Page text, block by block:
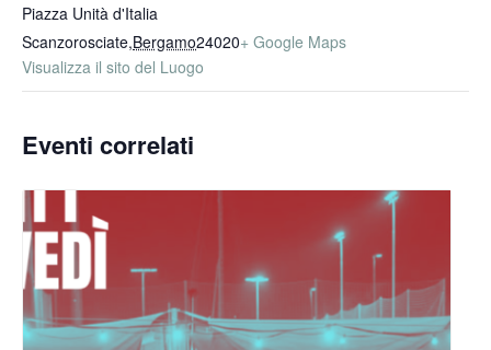
Piazza Unità d'Italia
Scanzorosciate,Bergamo24020+ Google Maps
Visualizza il sito del Luogo
Eventi correlati